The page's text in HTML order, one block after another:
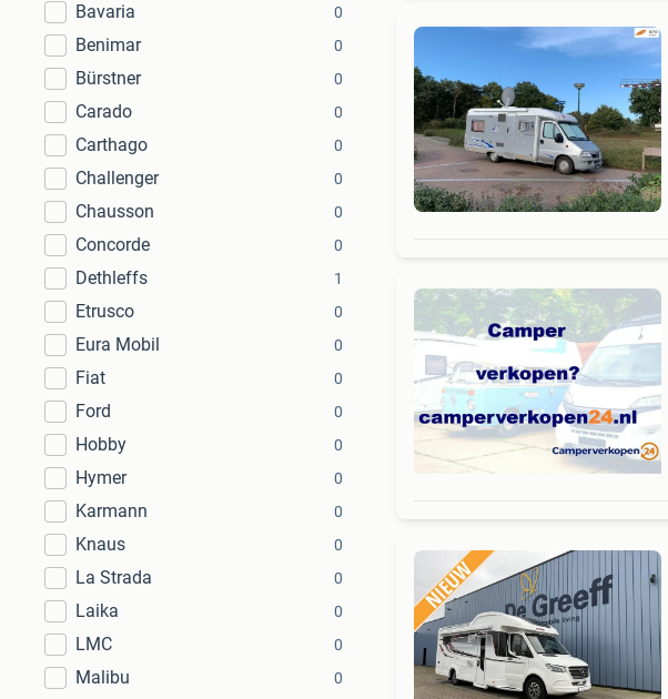
Bavaria 0
Benimar 0
Bürstner 0
Carado 0
Carthago 0
Challenger 0
Chausson 0
Concorde 0
Dethleffs 1
Etrusco 0
Eura Mobil 0
Fiat 0
Ford 0
Hobby 0
Hymer 0
Karmann 0
Knaus 0
La Strada 0
Laika 0
LMC 0
Malibu 0